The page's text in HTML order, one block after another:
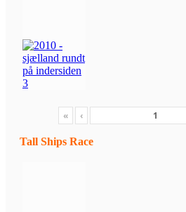
« ‹
Tall Ships Race